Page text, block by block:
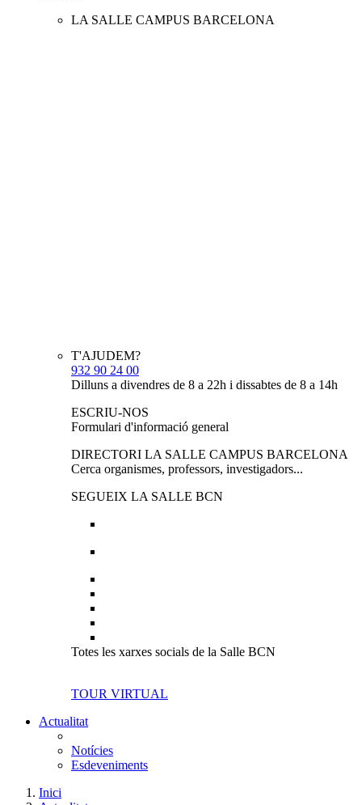
LA SALLE CAMPUS BARCELONA
T'AJUDEM?
932 90 24 00
Dilluns a divendres de 8 a 22h i dissabtes de 8 a 14h
ESCRIU-NOS
Formulari d'informació general
DIRECTORI LA SALLE CAMPUS BARCELONA
Cerca organismes, professors, investigadors...
SEGUEIX LA SALLE BCN
Totes les xarxes socials de la Salle BCN
TOUR VIRTUAL
Actualitat
Notícies
Esdeveniments
Inici